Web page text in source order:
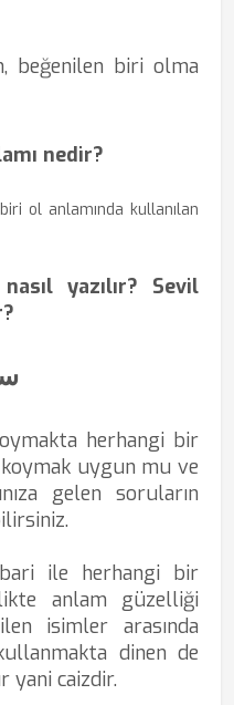
beğenilen biri olma
nedir?
ol anlamında kullanılan
yazılır? Sevil
herhangi bir
koymak uygun mu ve
gelen soruların
ile herhangi bir
anlam güzelliği
isimler arasında
dinen de
yani caizdir.